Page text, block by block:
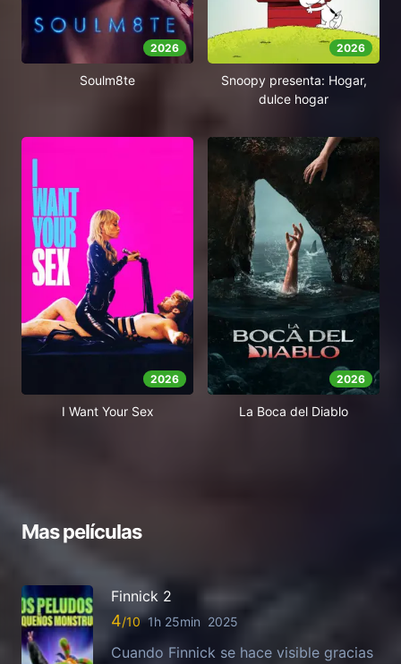
2026
Soulm8te
2026
Snoopy presenta: Hogar,
dulce hogar
2026
I Want Your Sex
2026
La Boca del Diablo
Mas películas
Finnick 2
4 1h 25min 2025
Cuando Finnick se hace visible gracias